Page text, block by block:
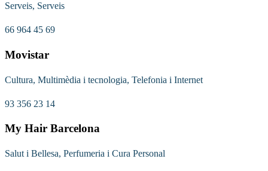
Serveis, Serveis
66 964 45 69
Movistar
Cultura, Multimèdia i tecnologia, Telefonia i Internet
93 356 23 14
My Hair Barcelona
Salut i Bellesa, Perfumeria i Cura Personal